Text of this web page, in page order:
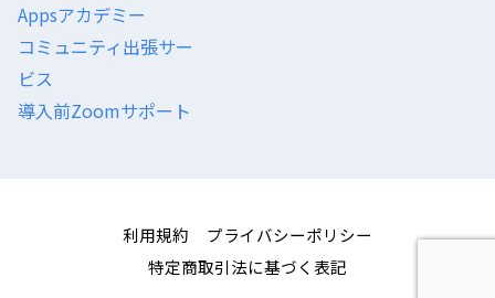
Appsアカデミー
コミュニティ出張サー
ビス
導入前Zoomサポート
利用規約
プライバシーポリシー
特定商取引法に基づく表記